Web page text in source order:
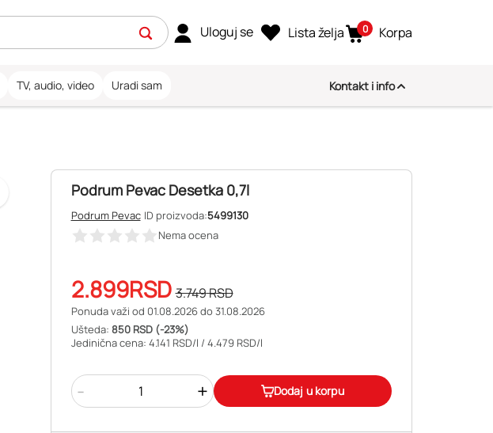
Uloguj se Lista želja 0 Korpa
TV, audio, video Uradi sam Kontakt i info
Podrum Pevac Desetka 0,7l
Podrum Pevac ID proizvoda:5499130
Nema ocena
2.899RSD 3.749RSD
Ponuda važi od 01.08.2026 do 31.08.2026
Ušteda: 850 RSD (-23%)
Jedinična cena: 4.141 RSD/l / 4.479 RSD/l
- + Dodaj u korpu